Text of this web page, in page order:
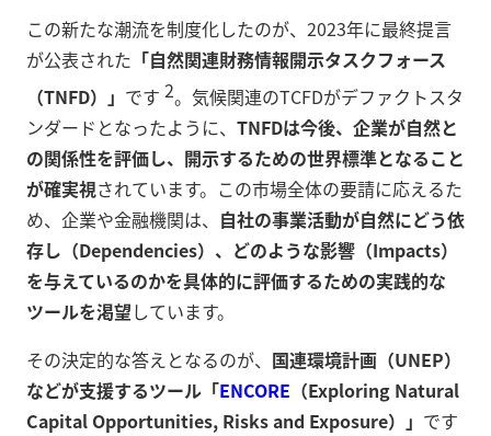
この新たな潮流を制度化したのが、2023年に最終提言
が公表された 「自然関連財務情報開示タスクフォース
（TNFD）」 です 2。気候関連のTCFDがデファクトスタ
ンダードとなったように、 TNFDは今後、企業が自然と
の関係性を評価し、開示するための世界標準となること
が確実視されています。この市場全体の要請に応えるた
め、企業や金融機関は、 自社の事業活動が自然にどう依
存し（Dependencies）、どのような影響（Impacts）
を与えているのかを具体的に評価するための実践的な
ツールを渇望しています。
その決定的な答えとなるのが、 国連環境計画（UNEP）
などが支援するツール「ENCORE （Exploring Natural
Capital Opportunities, Risks and Exposure）」 です